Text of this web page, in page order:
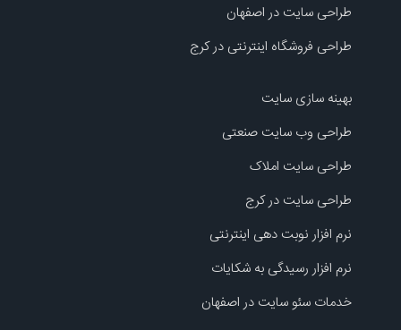
طراحی سایت در اصفهان
طراحی فروشگاه اینترنتی در کرج
بهینه سازی سایت
طراحی وب سایت صنعتی
طراحی سایت املاک
طراحی سایت در کرج
نرم افزار نوبت دهی اینترنتی
نرم افزار رسیدگی به شکایات
خدمات سئو سایت در اصفهان